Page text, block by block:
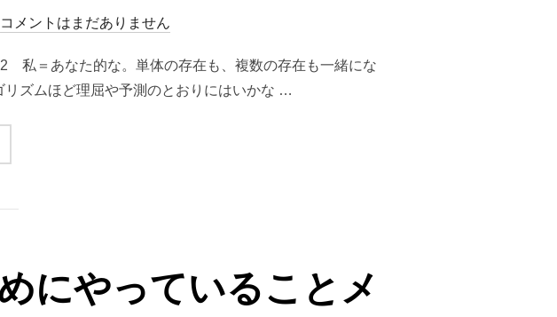
コメントはまだありません
私＝あなた的な。単体の存在も、複数の存在も一緒にな
ズムほど理屈や予測のとおりにはいかな …
本的思想を分解する。和（１つになる）。”
にやっていることメ